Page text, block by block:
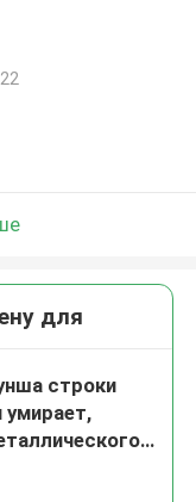
для
строки
умирает,